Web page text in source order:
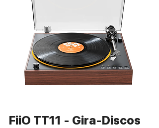
FiiO TT11 - Gira-Discos